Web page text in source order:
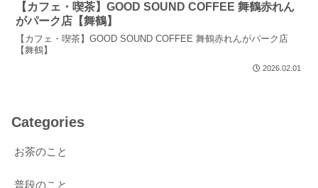
【カフェ・喫茶】GOOD SOUND COFFEE 舞鶴赤れん
がパーク店【舞鶴】
【カフェ・喫茶】GOOD SOUND COFFEE 舞鶴赤れんがパーク店
【舞鶴】
2026.02.01
Categories
お茶のこと
普段のこと